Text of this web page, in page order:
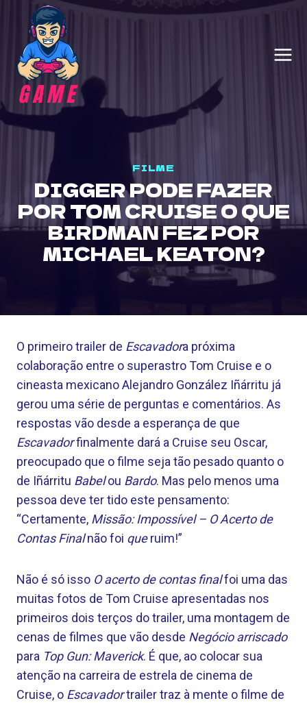
content
FILME
DIGGER PODE FAZER
POR TOM CRUISE O QUE
BIRDMAN FEZ POR
MICHAEL KEATON?
O primeiro trailer de Escavadora próxima
colaboração entre o superastro Tom Cruise e o
cineasta mexicano Alejandro González Iñárritu já
gerou uma série de perguntas e comentários. As
respostas vão desde a esperança de que
Escavadorfinalmente dará a Cruise seu Oscar,
preocupado que o filme seja tão pesado quanto o
de Iñárritu Babelou Bardo. Mas pelo menos uma
pessoa deve ter tido este pensamento:
“Certamente, Missão: Impossível – O Acerto de
Contas Finalnão foi queruim!”
Não é só isso O acerto de contas finalfoi uma das
muitas fotos de Tom Cruise apresentadas nos
primeiros dois terços do trailer, uma montagem de
cenas de filmes que vão desde Negócio arriscado
para Top Gun: Maverick. É que, ao colocar sua
atenção na carreira de estrela de cinema de
Cruise, o Escavadortrailer traz à mente o filme de